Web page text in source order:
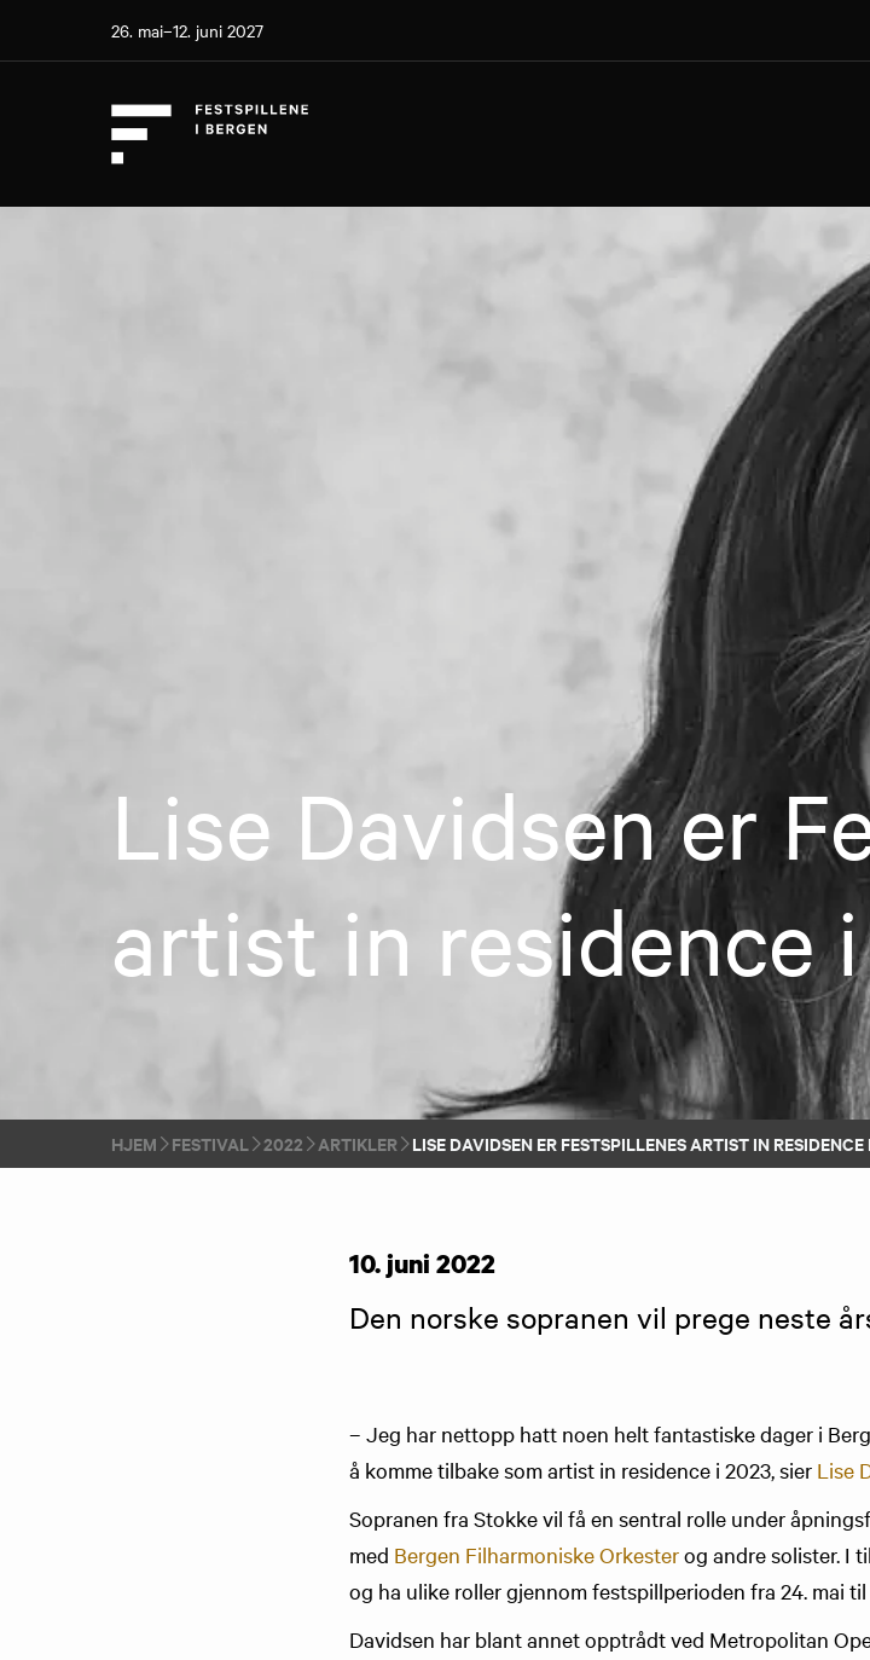
26. mai–12. juni 2027
Lise Davidsen er
artist in residence
HJEM FESTIVAL 2022 ARTIKLER LISE DAVIDSEN ER FESTSPILLENES ARTIST IN
10. juni 2022
Den norske sopranen vil prege neste
– Jeg har nettopp hatt noen helt fantastiske dager i
å komme tilbake som artist in residence i 2023, sier Lise
Sopranen fra Stokke vil få en sentral rolle under
med Bergen Filharmoniske Orkesterog andre solister. I
og ha ulike roller gjennom festspillperioden fra 24. mai til
Davidsen har blant annet opptrådt ved Metropolitan